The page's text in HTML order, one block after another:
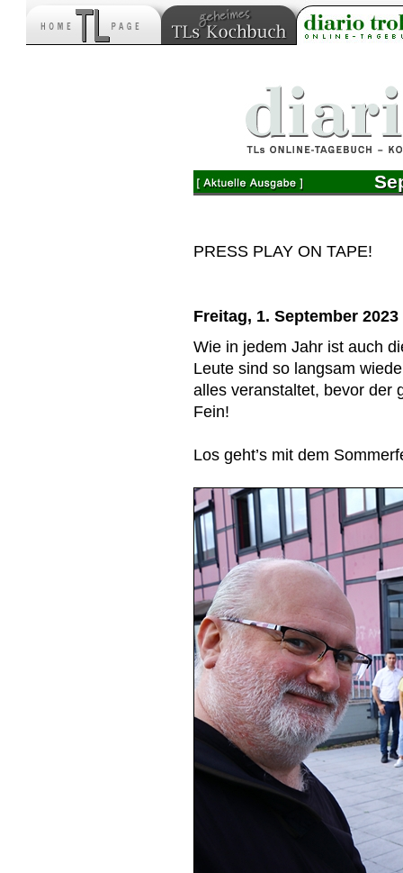
PRESS PLAY ON TAPE!
Freitag, 1. September 2023
Wie in jedem Jahr ist auch
Leute sind so langsam
alles veranstaltet, bevor der
Fein!
Los geht’s mit dem